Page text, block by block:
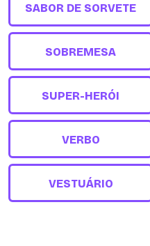
SABOR DE SORVETE
SOBREMESA
SUPER-HERÓI
VERBO
VESTUÁRIO